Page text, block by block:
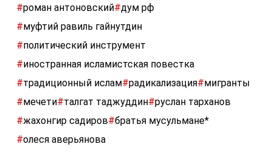
#роман антоновский#дум рф
#муфтий равиль гайнутдин
#политический инструмент
#иностранная исламистская повестка
#традиционный ислам#радикализация#мигранты
#мечети#талгат таджуддин#руслан тарханов
#жахонгир садиров#братья мусульмане*
#олеся аверьянова